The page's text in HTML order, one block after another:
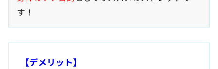
す！
【デメリット】